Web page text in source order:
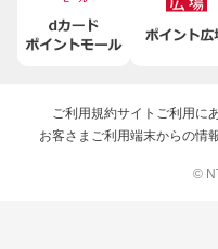
ご利用規約サイトご利用に
お客さまご利用端末からの情
©